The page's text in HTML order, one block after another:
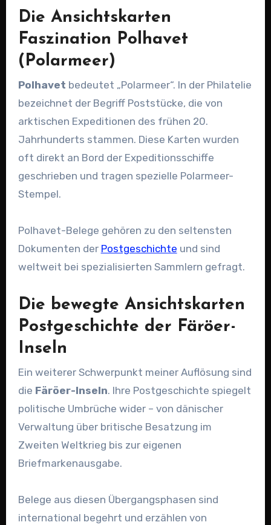
Die Ansichtskarten
Faszination Polhavet
(Polarmeer)
Polhavet bedeutet „Polarmeer“. In der Philatelie
bezeichnet der Begriff Poststücke, die von
arktischen Expeditionen des frühen 20.
Jahrhunderts stammen. Diese Karten wurden
oft direkt an Bord der Expeditionsschiffe
geschrieben und tragen spezielle Polarmeer-
Stempel.
Polhavet-Belege gehören zu den seltensten
Dokumenten der Postgeschichte und sind
weltweit bei spezialisierten Sammlern gefragt.
Die bewegte Ansichtskarten
Postgeschichte der Färöer-
Inseln
Ein weiterer Schwerpunkt meiner Auflösung sind
die Färöer-Inseln. Ihre Postgeschichte spiegelt
politische Umbrüche wider – von dänischer
Verwaltung über britische Besatzung im
Zweiten Weltkrieg bis zur eigenen
Briefmarkenausgabe.
Belege aus diesen Übergangsphasen sind
international begehrt und erzählen von